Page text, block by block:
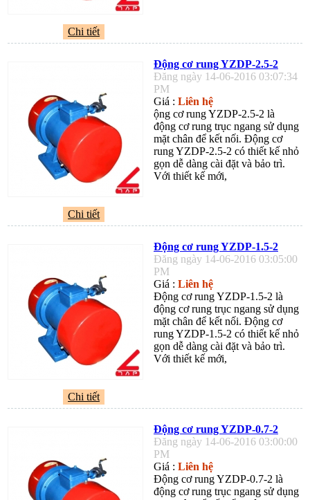
Chi tiết
Động cơ rung YZDP-2.5-2
Đăng ngày 14-06-2016 03:07:34
PM
Giá : Liên hệ
ộng cơ rung YZDP-2.5-2 là
động cơ rung trục ngang sử dụng
mặt chân để kết nối. Động cơ
rung YZDP-2.5-2 có thiết kế nhỏ
gọn dễ dàng cài đặt và bảo trì.
Với thiết kế mới,
Chi tiết
Động cơ rung YZDP-1.5-2
Đăng ngày 14-06-2016 03:05:00
PM
Giá : Liên hệ
Động cơ rung YZDP-1.5-2 là
động cơ rung trục ngang sử dụng
mặt chân để kết nối. Động cơ
rung YZDP-1.5-2 có thiết kế nhỏ
gọn dễ dàng cài đặt và bảo trì.
Với thiết kế mới,
Chi tiết
Động cơ rung YZDP-0.7-2
Đăng ngày 14-06-2016 03:00:00
PM
Giá : Liên hệ
Động cơ rung YZDP-0.7-2 là
động cơ rung trục ngang sử dụng